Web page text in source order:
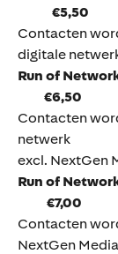
€5,50
Contacten
digitale
Run of
€6,50
Contacten
netwerk
excl. NextGen
Run of
€7,00
Contacten
NextGen